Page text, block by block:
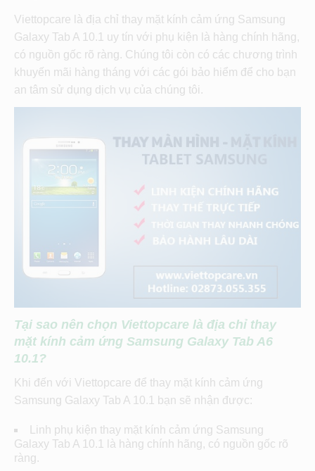
Viettopcare là địa chỉ thay mặt kính cảm ứng Samsung
Galaxy Tab A 10.1 uy tín với phụ kiện là hàng chính hãng,
có nguồn gốc rõ ràng. Chúng tôi còn có các chương trình
khuyến mãi hàng tháng với các gói bảo hiểm để cho bạn
an tâm sử dụng dịch vụ của chúng tôi.
Tại sao nên chọn Viettopcare là địa chỉ thay
mặt kính cảm ứng Samsung Galaxy Tab A6
10.1?
Khi đến với Viettopcare để thay mặt kính cảm ứng
Samsung Galaxy Tab A 10.1 bạn sẽ nhận được:
Linh phụ kiện thay mặt kính cảm ứng Samsung
Galaxy Tab A 10.1 là hàng chính hãng, có nguồn gốc rõ
ràng.